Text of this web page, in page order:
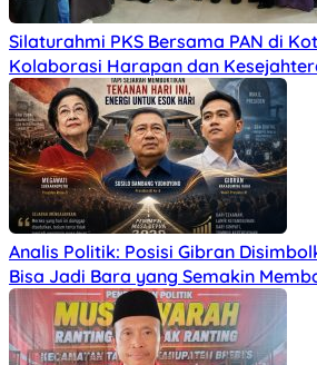
Silaturahmi PKS Bersama PAN di
Kolaborasi Harapan dan
Analis Politik: Posisi Gibran
Bisa Jadi Bara yang Semakin